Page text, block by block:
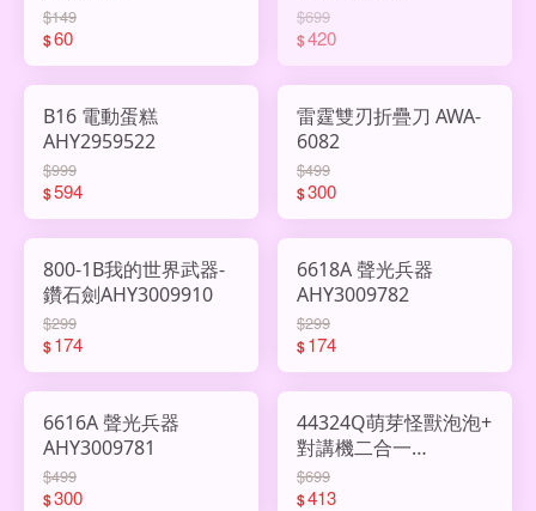
$149
$60
$699
$420
B16 電動蛋糕
AHY2959522
$999
$594
雷霆雙刃折疊刀 AWA-
6082
$499
$300
800-1B我的世界武器-
鑽石劍AHY3009910
$299
$174
6618A 聲光兵器
AHY3009782
$299
$174
6616A 聲光兵器
AHY3009781
$499
$300
44324Q萌芽怪獸泡泡+
對講機二合一
AHY2996893
$699
$413